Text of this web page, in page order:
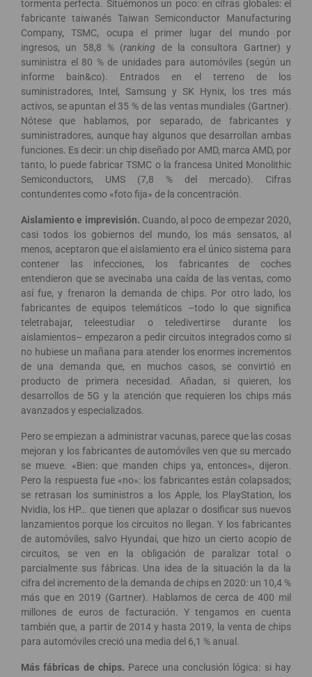
tormenta perfecta. Situémonos un poco: en cifras globales: el
fabricante taiwanés Taiwan Semiconductor Manufacturing
Company, TSMC, ocupa el primer lugar del mundo por
ingresos, un 58,8 % (ranking de la consultora Gartner) y
suministra el 80 % de unidades para automóviles (según un
informe bain&co). Entrados en el terreno de los
suministradores, Intel, Samsung y SK Hynix, los tres más
activos, se apuntan el 35 % de las ventas mundiales (Gartner).
Nótese que hablamos, por separado, de fabricantes y
suministradores, aunque hay algunos que desarrollan ambas
funciones. Es decir: un chip diseñado por AMD, marca AMD, por
tanto, lo puede fabricar TSMC o la francesa United Monolithic
Semiconductors, UMS (7,8 % del mercado). Cifras
contundentes como «foto fija» de la concentración.
Aislamiento e imprevisión. Cuando, al poco de empezar 2020,
casi todos los gobiernos del mundo, los más sensatos, al
menos, aceptaron que el aislamiento era el único sistema para
contener las infecciones, los fabricantes de coches
entendieron que se avecinaba una caída de las ventas, como
así fue, y frenaron la demanda de chips. Por otro lado, los
fabricantes de equipos telemáticos –todo lo que significa
teletrabajar, teleestudiar o teledivertirse durante los
aislamientos– empezaron a pedir circuitos integrados como si
no hubiese un mañana para atender los enormes incrementos
de una demanda que, en muchos casos, se convirtió en
producto de primera necesidad. Añadan, si quieren, los
desarrollos de 5G y la atención que requieren los chips más
avanzados y especializados.
Pero se empiezan a administrar vacunas, parece que las cosas
mejoran y los fabricantes de automóviles ven que su mercado
se mueve. «Bien: que manden chips ya, entonces», dijeron.
Pero la respuesta fue «no»: los fabricantes están colapsados;
se retrasan los suministros a los Apple, los PlayStation, los
Nvidia, los HP… que tienen que aplazar o dosificar sus nuevos
lanzamientos porque los circuitos no llegan. Y los fabricantes
de automóviles, salvo Hyundai, que hizo un cierto acopio de
circuitos, se ven en la obligación de paralizar total o
parcialmente sus fábricas. Una idea de la situación la da la
cifra del incremento de la demanda de chips en 2020: un 10,4 %
más que en 2019 (Gartner). Hablamos de cerca de 400 mil
millones de euros de facturación. Y tengamos en cuenta
también que, a partir de 2014 y hasta 2019, la venta de chips
para automóviles creció una media del 6,1 % anual.
Más fábricas de chips. Parece una conclusión lógica: si hay